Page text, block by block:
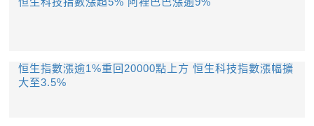
恒生指數漲逾1%重回20000點上方 恒生科技指數漲幅擴
大至3.5%